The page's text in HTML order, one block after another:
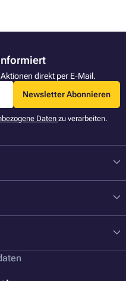
direkt per E-Mail.
Newsletter Abonnieren
Datenzu verarbeiten.